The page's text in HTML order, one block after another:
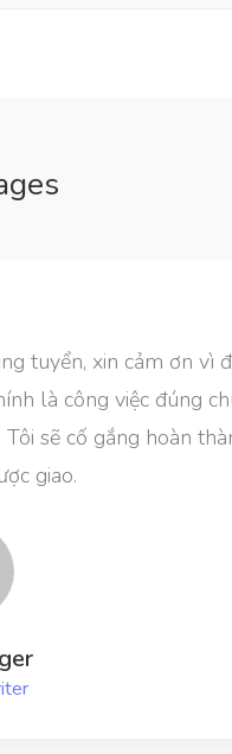
xin cảm ơn vì đã
công việc đúng
cố gắng hoàn thành